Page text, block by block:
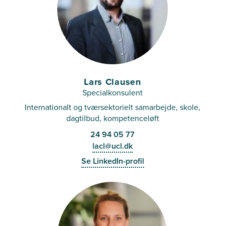
Lars Clausen
Specialkonsulent
Internationalt og tværsektorielt samarbejde, skole,
dagtilbud, kompetenceløft
24 94 05 77
lacl@ucl.dk
Se LinkedIn-profil